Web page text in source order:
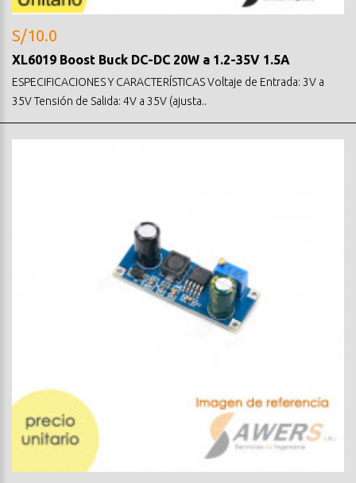
S/10.0
XL6019 Boost Buck DC-DC 20W a 1.2-35V 1.5A
ESPECIFICACIONES Y CARACTERÍSTICAS Voltaje de Entrada: 3V a
35V Tensión de Salida: 4V a 35V (ajusta..